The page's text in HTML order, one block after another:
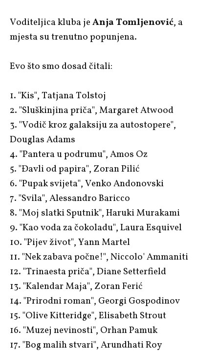
Voditeljica kluba jeAnja Tomljenović, a
mjesta su trenutno popunjena.
Evo što smo dosad čitali:
1. "Kis", Tatjana Tolstoj
2. "Sluškinjina priča", Margaret Atwood
3. "Vodič kroz galaksiju za autostopere",
Douglas Adams
4. "Pantera u podrumu", Amos Oz
5. "Đavli od papira", Zoran Pilić
6. "Pupak svijeta", Venko Andonovski
7. "Svila", Alessandro Baricco
8. "Moj slatki Sputnik", Haruki Murakami
9. "Kao voda za čokoladu", Laura Esquivel
10. "Pijev život", Yann Martel
11. "Nek zabava počne!", Niccolo' Ammaniti
12. "Trinaesta priča", Diane Setterfield
13. "Kalendar Maja", Zoran Ferić
14. "Prirodni roman", Georgi Gospodinov
15. "Olive Kitteridge", Elisabeth Strout
16. "Muzej nevinosti", Orhan Pamuk
17. "Bog malih stvari", Arundhati Roy